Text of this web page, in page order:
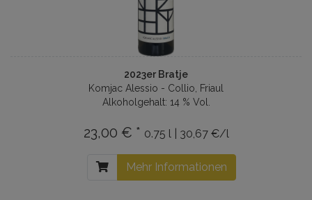
2023er Bratje
Komjac Alessio - Collio, Friaul
Alkoholgehalt: 14 % Vol.
23,00 € * 0.75 l | 30,67 €/l
Mehr Informationen